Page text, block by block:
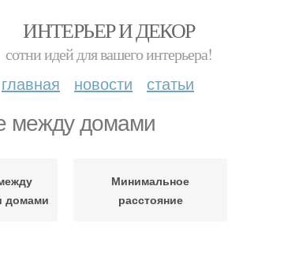
ИНТЕРЬЕР И ДЕКОР
сотни идей для вашего интерьера!
главная новости статьи
между домами
домами
Минимальное
расстояние